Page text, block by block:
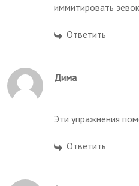
иммитировать зевок
Ответить
Дима
Эти упражнения
Ответить